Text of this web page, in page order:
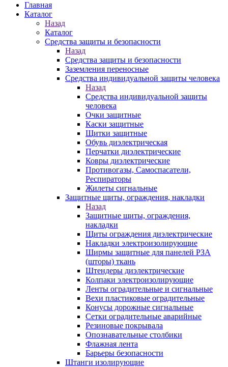
Главная
Каталог
Назад
Каталог
Средства защиты и безопасности
Назад
Средства защиты и безопасности
Заземления переносные
Средства индивидуальной защиты человека
Назад
Средства индивидуальной защиты
человека
Очки защитные
Каски защитные
Щитки защитные
Обувь диэлектрическая
Перчатки диэлектрические
Ковры диэлектрические
Противогазы, Самоспасатели,
Респираторы
Жилеты сигнальные
Защитные щиты, ограждения, накладки
Назад
Защитные щиты, ограждения,
накладки
Щиты ограждения диэлектрические
Накладки электроизолирующие
Ширмы защитные для панелей РЗА
(шторы) ткань
Штендеры диэлектрические
Колпаки электроизолирующие
Ленты оградительные и сигнальные
Вехи пластиковые оградительные
Конусы дорожные сигнальные
Сетки оградительные аварийные
Резиновые покрывала
Опознавательные столбики
Флажная лента
Барьеры безопасности
Штанги изолирующие